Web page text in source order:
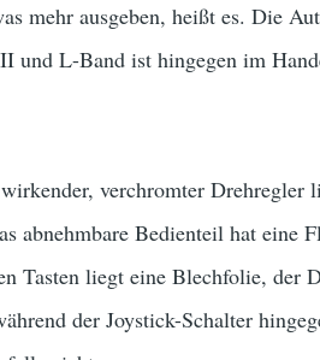
mehr ausgeben, heißt es. Die
L-Band ist hingegen im
verchromter
abnehmbare Bedienteil hat eine
Tasten liegt eine Blechfolie, der
der Joystick-Schalter